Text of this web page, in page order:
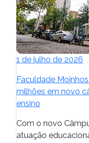
1 de julho de 2026
Faculdade
milhões em novo
ensino
Com o novo
atuação